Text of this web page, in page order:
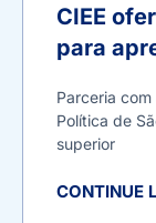
CIEE
para
Parceria
Política de
superior
CONTINUE